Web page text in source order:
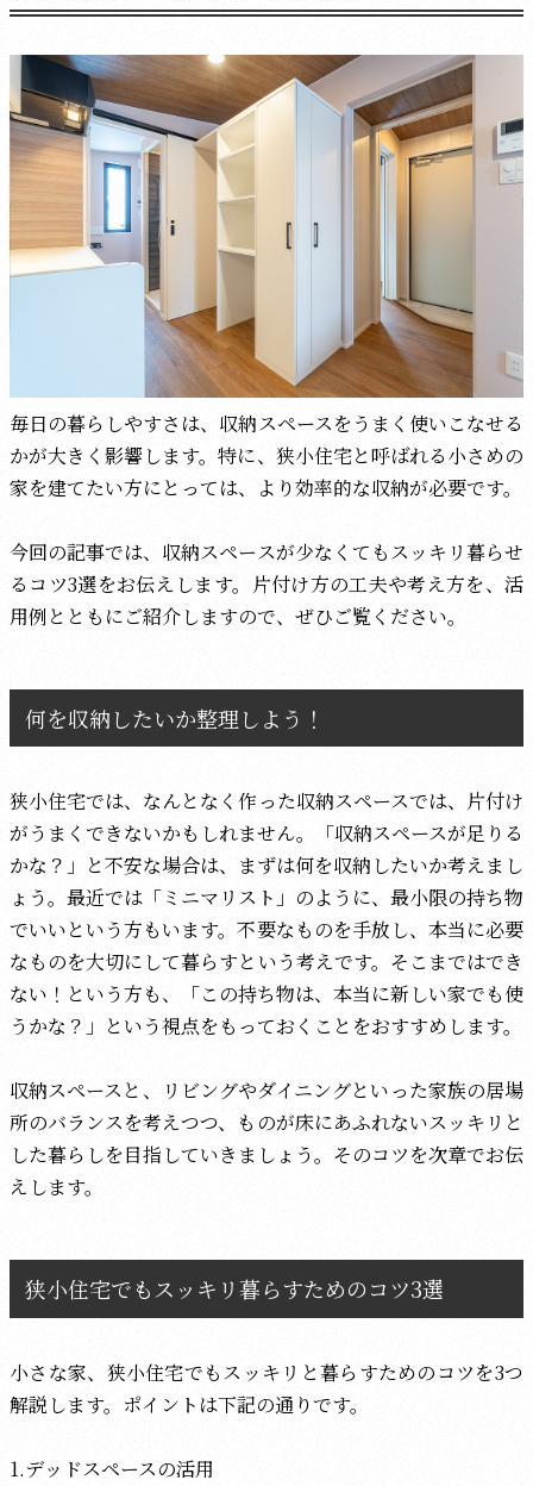
毎日の暮らしやすさは、収納スペースをうまく使いこなせる
かが大きく影響します。特に、狭小住宅と呼ばれる小さめの
家を建てたい方にとっては、より効率的な収納が必要です。
今回の記事では、収納スペースが少なくてもスッキリ暮らせ
るコツ3選をお伝えします。片付け方の工夫や考え方を、活
用例とともにご紹介しますので、ぜひご覧ください。
何を収納したいか整理しよう！
狭小住宅では、なんとなく作った収納スペースでは、片付け
がうまくできないかもしれません。「収納スペースが足りる
かな？」と不安な場合は、まずは何を収納したいか考えまし
ょう。最近では「ミニマリスト」のように、最小限の持ち物
でいいという方もいます。不要なものを手放し、本当に必要
なものを大切にして暮らすという考えです。そこまではでき
ない！という方も、「この持ち物は、本当に新しい家でも使
うかな？」という視点をもっておくことをおすすめします。
収納スペースと、リビングやダイニングといった家族の居場
所のバランスを考えつつ、ものが床にあふれないスッキリと
した暮らしを目指していきましょう。そのコツを次章でお伝
えします。
狭小住宅でもスッキリ暮らすためのコツ3選
小さな家、狭小住宅でもスッキリと暮らすためのコツを3つ
解説します。ポイントは下記の通りです。
1.デッドスペースの活用